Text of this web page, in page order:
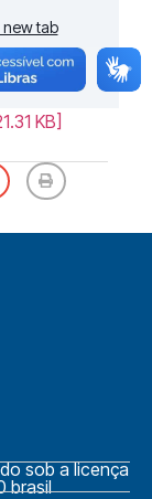
tab
KB]
sob a licença
brasil